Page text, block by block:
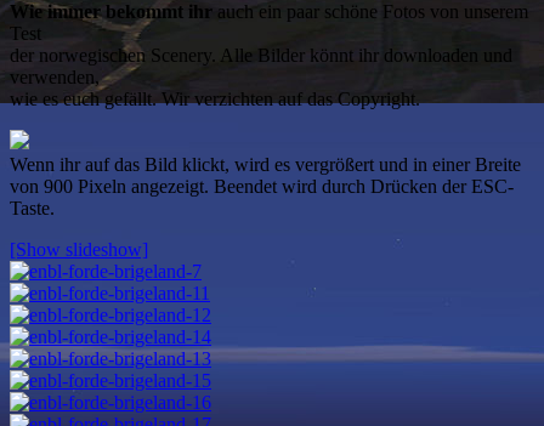
Wie immer bekommt ihr auch ein paar schöne Fotos von unserem
Test
der norwegischen Scenery. Alle Bilder könnt ihr downloaden und
verwenden,
wie es euch gefällt. Wir verzichten auf das Copyright.
Wenn ihr auf das Bild klickt, wird es vergrößert und in einer Breite
von 900 Pixeln angezeigt. Beendet wird durch Drücken der ESC-
Taste.
[Show slideshow]